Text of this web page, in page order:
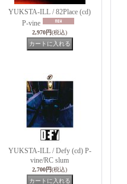
YUKSTA-ILL / 82Place (cd)
P-vine
2,970円(税込)
YUKSTA-ILL / Defy (cd) P-
vine/RC slum
2,700円(税込)